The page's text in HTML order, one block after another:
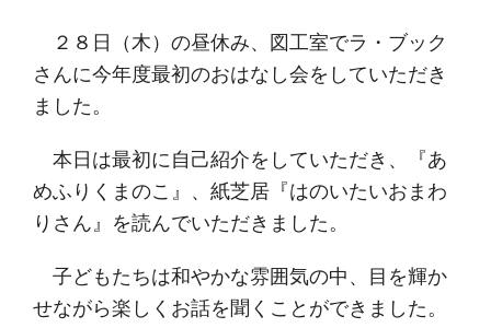
２８日（木）の昼休み、図工室でラ・ブック
さんに今年度最初のおはなし会をしていただき
ました。
本日は最初に自己紹介をしていただき、『あ
めふりくまのこ』、紙芝居『はのいたいおまわ
りさん』を読んでいただきました。
子どもたちは和やかな雰囲気の中、目を輝か
せながら楽しくお話を聞くことができました。